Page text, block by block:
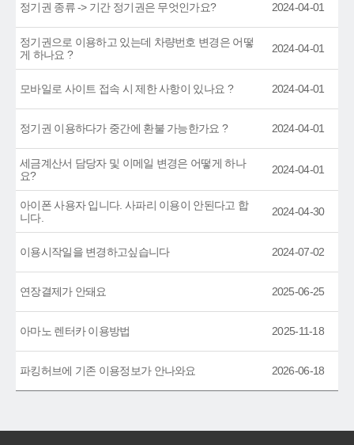
정기권 종류 -> 기간 정기권은 무엇인가요? 2024-04-01
정기권으로 이용하고 있는데 차량번호 변경은 어떻
게 하나요 ?
2024-04-01
모바일로 사이트 접속 시 제한 사항이 있나요 ? 2024-04-01
정기권 이용하다가 중간에 환불 가능한가요 ? 2024-04-01
세금계산서 담당자 및 이메일 변경은 어떻게 하나
요?
2024-04-01
아이폰 사용자 입니다. 사파리 이용이 안된다고 합
니다.
2024-04-30
이용시작일을 변경하고싶습니다 2024-07-02
연장결제가 안돼요 2025-06-25
아마노 렌터카 이용방법 2025-11-18
파킹허브에 기존 이용정보가 안나와요 2026-06-18